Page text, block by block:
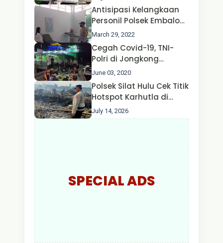
Oleh Satgas Ops Aman
Nusa II Polda Kalbar*
Antisipasi Kelangkaan
Personil Polsek Embaloh
Hulu Gencar Lakukan
Pengecekan Oksigen
March 29, 2022
Cegah Covid-19, TNI-
Polri di Jongkong
Himbau Masyarakat
Jangan Kumpul Hinga
Larut Malam.
June 03, 2020
Polsek Silat Hulu Cek Titik
Hotspot Karhutla di
Desa Nanga Dangkan,
Api Ditemukan Sudah
July 14, 2026
SPECIAL ADS